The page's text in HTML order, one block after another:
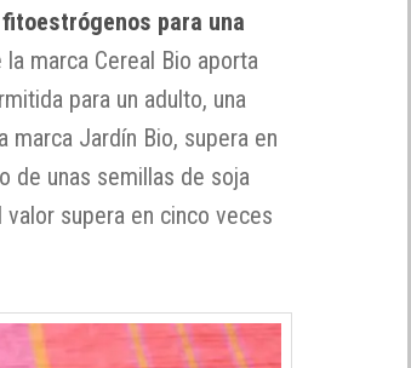
para una
marca Cereal Bio aporta
para un adulto, una
marca Jardín Bio, supera en
de unas semillas de soja
supera en cinco veces